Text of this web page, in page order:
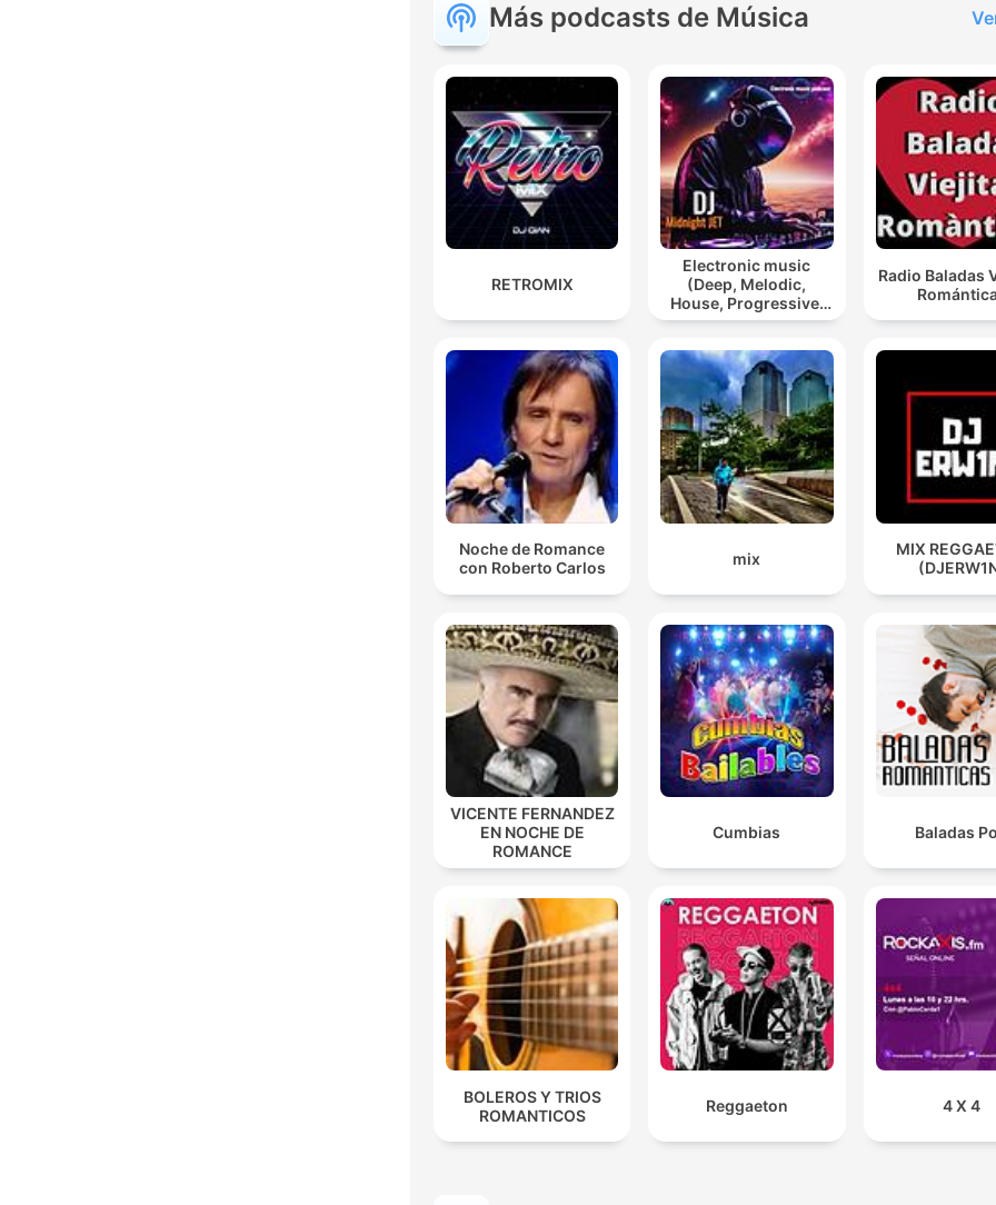
Más podcasts de Música
RETROMIX
Electronic music
(Deep, Melodic,
House, Progressive,
Psy, Trance)
Radio Baladas
Noche de Romance
con Roberto Carlos
mix
MIX
VICENTE FERNANDEZ
EN NOCHE DE
ROMANCE
Cumbias Baladas
BOLEROS Y TRIOS
ROMANTICOS
Reggaeton 4 X 4